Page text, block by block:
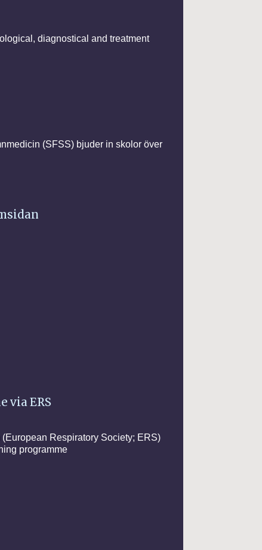
diagnostical and treatment
(SFSS) bjuder in skolor över
ERS
Respiratory Society; ERS)
programme